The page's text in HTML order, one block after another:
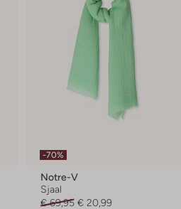
-70%
Notre-V
Sjaal
€ 69,95 € 20,99